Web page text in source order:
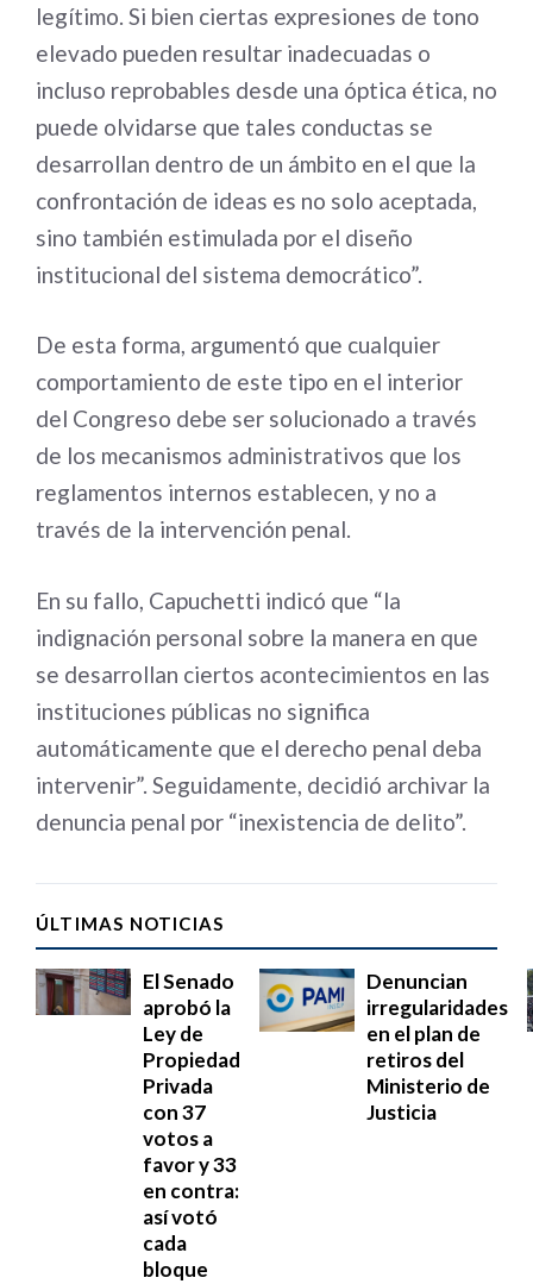
legítimo. Si bien ciertas expresiones de tono
elevado pueden resultar inadecuadas o
incluso reprobables desde una óptica ética, no
puede olvidarse que tales conductas se
desarrollan dentro de un ámbito en el que la
confrontación de ideas es no solo aceptada,
sino también estimulada por el diseño
institucional del sistema democrático”.
De esta forma, argumentó que cualquier
comportamiento de este tipo en el interior
del Congreso debe ser solucionado a través
de los mecanismos administrativos que los
reglamentos internos establecen, y no a
través de la intervención penal.
En su fallo, Capuchetti indicó que “la
indignación personal sobre la manera en que
se desarrollan ciertos acontecimientos en las
instituciones públicas no significa
automáticamente que el derecho penal deba
intervenir”. Seguidamente, decidió archivar la
denuncia penal por “inexistencia de delito”.
ÚLTIMAS NOTICIAS
El Senado
aprobó la
Ley de
Propiedad
Privada
con 37
votos a
favor y 33
en contra:
así votó
cada
bloque
Denuncian
irregularidades
en el plan de
retiros del
Ministerio de
Justicia